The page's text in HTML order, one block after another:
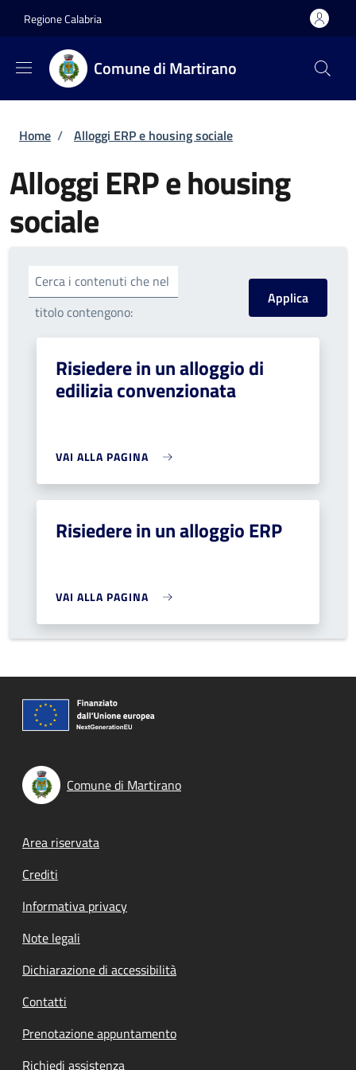
Regione Calabria
Comune di Martirano
Briciole di pane
Home / Alloggi ERP e housing sociale
Alloggi ERP e housing
sociale
Cerca i contenuti che nel
titolo contengono:
Risiedere in un alloggio di
edilizia convenzionata
VAI ALLA PAGINA
Risiedere in un alloggio ERP
VAI ALLA PAGINA
Comune di Martirano
Footer menu
Area riservata
Crediti
Informativa privacy
Note legali
Dichiarazione di accessibilità
Contatti
Prenotazione appuntamento
Richiedi assistenza